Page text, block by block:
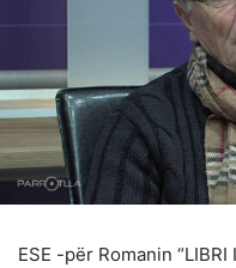
ESE -për Romanin “LIBRI